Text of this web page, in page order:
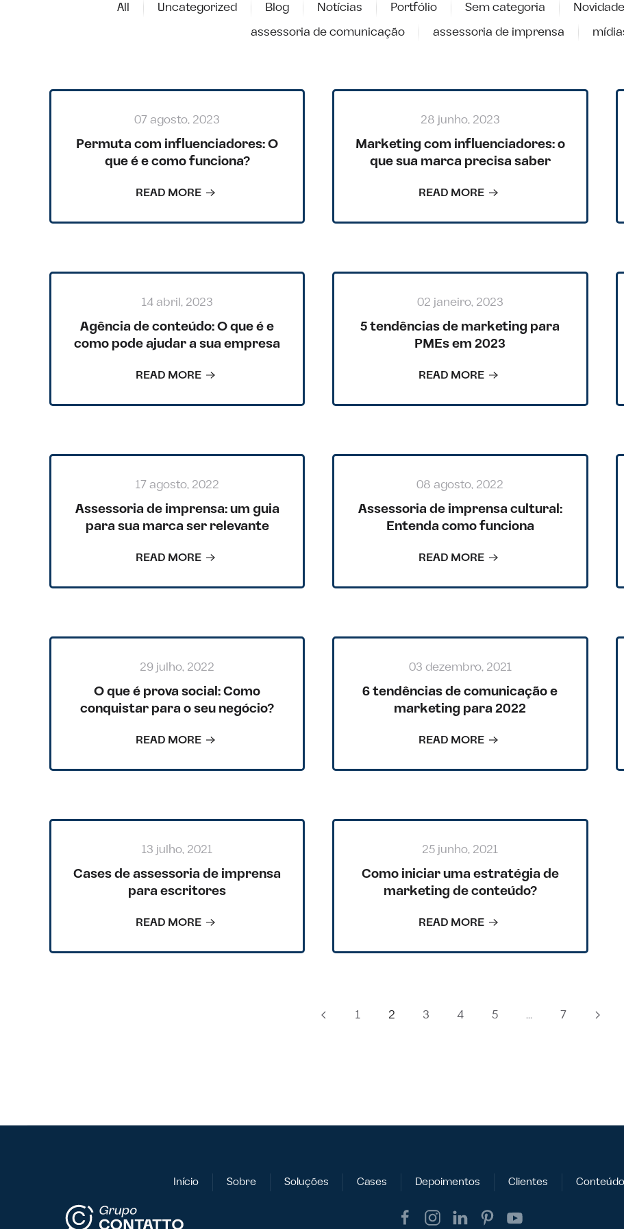
All Uncategorized Blog Notícias Portfólio Sem categoria
assessoria de comunicação
assessoria de imprensa
07 agosto, 2023
Permuta com influenciadores: O
que é e como funciona?
READ MORE
28 junho, 2023
Marketing com influenciadores: o
que sua marca precisa saber
READ MORE
14 abril, 2023
Agência de conteúdo: O que é e
como pode ajudar a sua empresa
READ MORE
02 janeiro, 2023
5 tendências de marketing para
PMEs em 2023
READ MORE
17 agosto, 2022
Assessoria de imprensa: um guia
para sua marca ser relevante
READ MORE
08 agosto, 2022
Assessoria de imprensa cultural:
Entenda como funciona
READ MORE
29 julho, 2022
O que é prova social: Como
conquistar para o seu negócio?
READ MORE
03 dezembro, 2021
6 tendências de comunicação e
marketing para 2022
READ MORE
13 julho, 2021
Cases de assessoria de imprensa
para escritores
READ MORE
25 junho, 2021
Como iniciar uma estratégia de
marketing de conteúdo?
READ MORE
1 2 3 4 5 … 7
Início Sobre Soluções Cases Depoimentos Clientes